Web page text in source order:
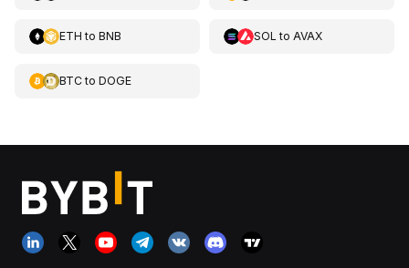
ETH to BNB SOL to AVAX
BTCto DOGE